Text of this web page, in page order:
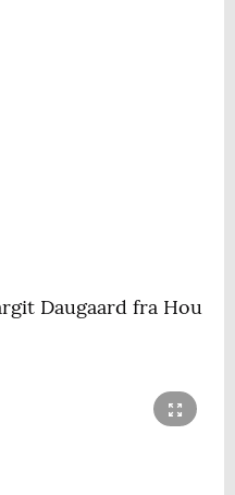
Daugaard fra Hou